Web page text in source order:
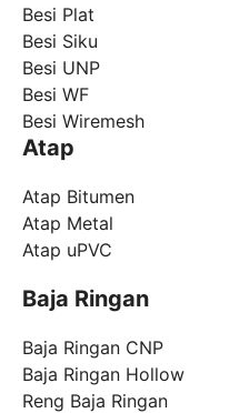
Besi Plat
Besi Siku
Besi UNP
Besi WF
Besi Wiremesh
Atap
Atap Bitumen
Atap Metal
Atap uPVC
Baja Ringan
Baja Ringan CNP
Baja Ringan Hollow
Reng Baja Ringan